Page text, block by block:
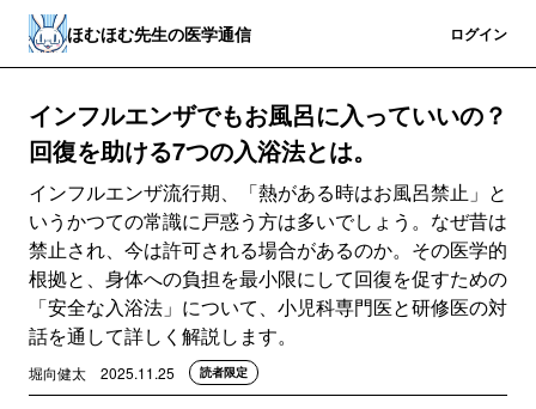
ほむほむ先生の医学通信 ログイン
インフルエンザでもお風呂に入っていいの？
回復を助ける7つの入浴法とは。
インフルエンザ流行期、「熱がある時はお風呂禁止」と
いうかつての常識に戸惑う方は多いでしょう。なぜ昔は
禁止され、今は許可される場合があるのか。その医学的
根拠と、身体への負担を最小限にして回復を促すための
「安全な入浴法」について、小児科専門医と研修医の対
話を通して詳しく解説します。
堀向健太 2025.11.25 読者限定